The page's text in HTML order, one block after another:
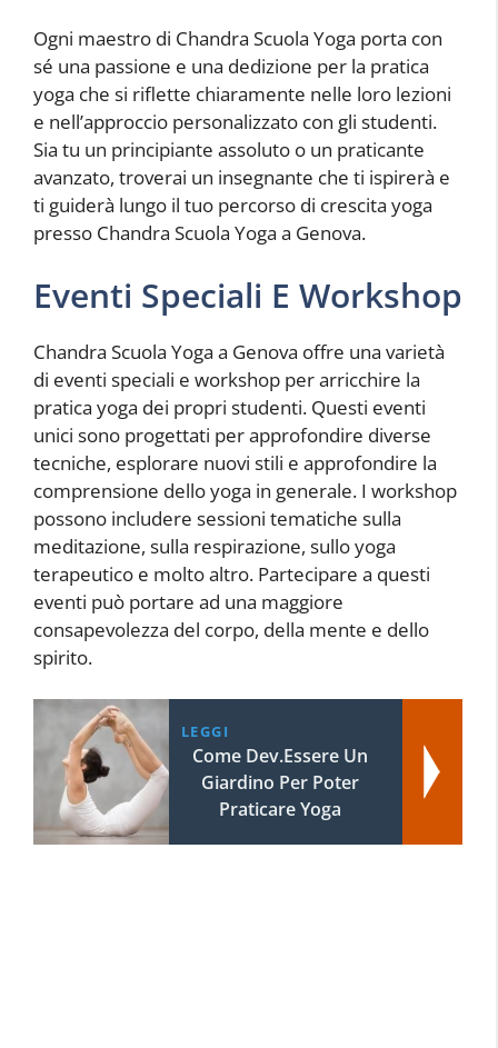
Ogni maestro di Chandra Scuola Yoga porta con
sé una passione e una dedizione per la pratica
yoga che si riflette chiaramente nelle loro lezioni
e nell’approccio personalizzato con gli studenti.
Sia tu un principiante assoluto o un praticante
avanzato, troverai un insegnante che ti ispirerà e
ti guiderà lungo il tuo percorso di crescita yoga
presso Chandra Scuola Yoga a Genova.
Eventi Speciali E Workshop
Chandra Scuola Yoga a Genova offre una varietà
di eventi speciali e workshop per arricchire la
pratica yoga dei propri studenti. Questi eventi
unici sono progettati per approfondire diverse
tecniche, esplorare nuovi stili e approfondire la
comprensione dello yoga in generale. I workshop
possono includere sessioni tematiche sulla
meditazione, sulla respirazione, sullo yoga
terapeutico e molto altro. Partecipare a questi
eventi può portare ad una maggiore
consapevolezza del corpo, della mente e dello
spirito.
LEGGI
Come Dev.Essere Un
Giardino Per Poter
Praticare Yoga